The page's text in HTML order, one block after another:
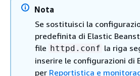
Nota
Se sostituisci la
predefinita di Elastic
file httpd.conf la riga
inserire le configurazioni di
per Reportistica e